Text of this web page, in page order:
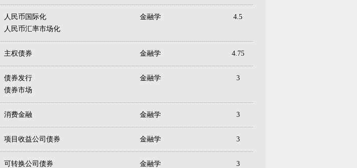
人民币国际化
人民币汇率市场化
金融学 4.5
主权债券 金融学 4.75
债券发行
债券市场
金融学 3
消费金融 金融学 3
项目收益公司债券 金融学 3
可转换公司债券 金融学 3